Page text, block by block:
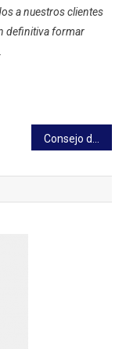
a nuestros clientes
definitiva formar
Consejo de Ministros aprueba declaración de los humedales de Maullín como Santuario de la Naturaleza